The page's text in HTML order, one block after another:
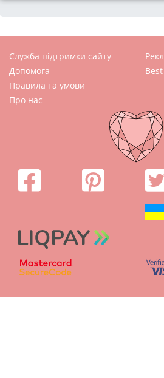
Служба підтримки сайту
Допомога
Правила та умови
Про нас